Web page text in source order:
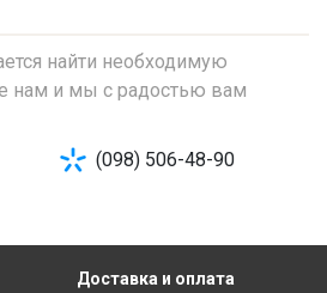
найти необходимую
нам и мы с радостью вам
(098) 506-48-90
Доставка и оплата